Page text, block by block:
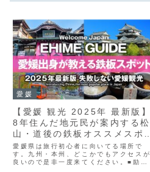
愛媛
【愛媛 観光 2025年 最新版】
8年住んだ地元民が案内する松
山・道後の鉄板オススメスポッ
ト&グルメ！大街道 松山城 松
山空港 道後温泉 伊佐爾波神社
湯神社 鯛めし さぬきうどん
愛媛県は旅行初心者に向いてる場所で
す。九州・本州、どこかでもアクセスが
良いので是非一度来てください。■励み